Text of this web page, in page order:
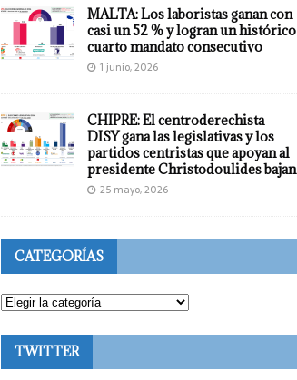
MALTA: Los laboristas ganan con
casi un 52 % y logran un histórico
cuarto mandato consecutivo
1 junio, 2026
CHIPRE: El centroderechista
DISY gana las legislativas y los
partidos centristas que apoyan al
presidente Christodoulides bajan
25 mayo, 2026
CATEGORÍAS
TWITTER